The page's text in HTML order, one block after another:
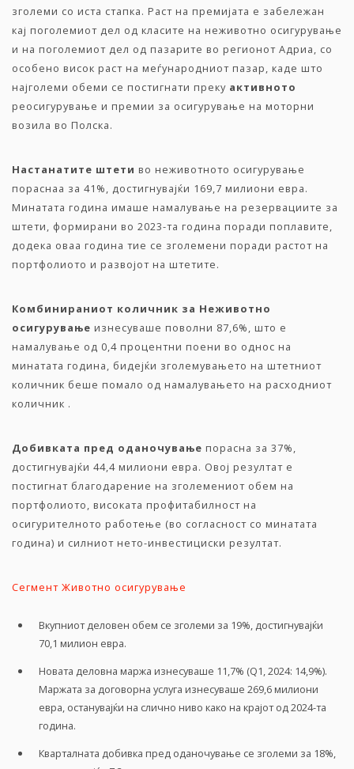
зголеми со иста стапка. Раст на премијата е забележан
кај поголемиот дел од класите на неживотно осигурување
и на поголемиот дел од пазарите во регионот Адриа, со
особено висок раст на меѓународниот пазар, каде што
најголеми обеми се постигнати преку активното
реосигурување и премии за осигурување на моторни
возила во Полска.
Настанатите штети во неживотното осигурување
пораснаа за 41%, достигнувајќи 169,7 милиони евра.
Минатата година имаше намалување на резервациите за
штети, формирани во 2023-та година поради поплавите,
додека оваа година тие се зголемени поради растот на
портфолиото и развојот на штетите.
Комбинираниот количник за Неживотно
осигурување изнесуваше поволни 87,6%, што е
намалување од 0,4 процентни поени во однос на
минатата година, бидејќи зголемувањето на штетниот
количник беше помало од намалувањето на расходниот
количник .
Добивката пред оданочување порасна за 37%,
достигнувајќи 44,4 милиони евра. Овој резултат е
постигнат благодарение на зголемениот обем на
портфолиото, високата профитабилност на
осигурителното работење (во согласност со минатата
година) и силниот нето-инвестициски резултат.
Сегмент Животно осигурување
Вкупниот деловен обем се зголеми за 19%, достигнувајќи
70,1 милион евра.
Новата деловна маржа изнесуваше 11,7% (Q1, 2024: 14,9%).
Маржата за договорна услуга изнесуваше 269,6 милиони
евра, останувајќи на слично ниво како на крајот од 2024-та
година.
Кварталната добивка пред оданочување се зголеми за 18%,